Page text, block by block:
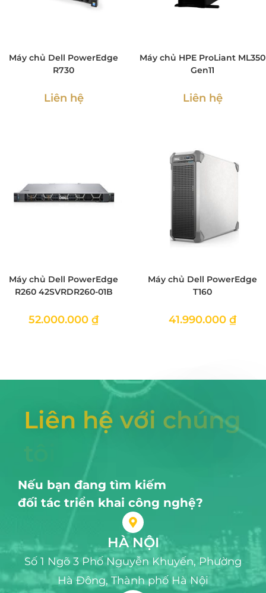
Máy chủ Dell PowerEdge
R730
Liên hệ
Máy chủ HPE ProLiant ML350
Gen11
Liên hệ
Máy chủ Dell PowerEdge
R260 42SVRDR260-01B
52.000.000 ₫
Máy chủ Dell PowerEdge
T160
41.990.000 ₫
Liên hệ với chúng
Nếu bạn đang tìm kiếm
đối tác triển khai công nghệ?
HÀ NỘI
Số 1 Ngõ 3 Phố Nguyễn Khuyến, Phường
Hà Đông, Thành phố Hà Nội